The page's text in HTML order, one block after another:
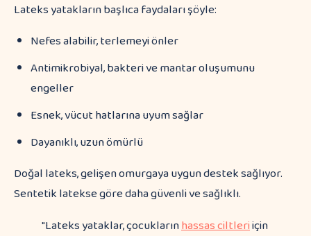
Lateks yatakların başlıca faydaları şöyle:
Nefes alabilir, terlemeyi önler
Antimikrobiyal, bakteri ve mantar oluşumunu
engeller
Esnek, vücut hatlarına uyum sağlar
Dayanıklı, uzun ömürlü
Doğal lateks, gelişen omurgaya uygun destek sağlıyor.
Sentetik latekse göre daha güvenli ve sağlıklı.
"Lateks yataklar, çocuklarınhassas ciltleriiçin